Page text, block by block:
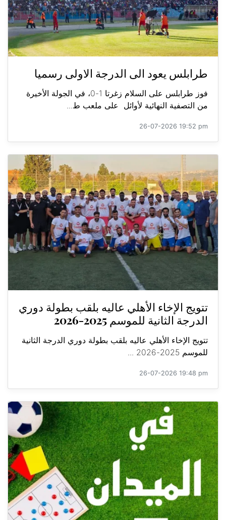
طرابلس يعود الى الدرجة الاولى رسميا
فوز طرابلس على السلام زغرتا 1-0، في الجولة الأخيرة
من التصفية النهائية لأوائل على ملعب ط...
26-07-2026 19:52 pm
تتويج الإخاء الأهلي عاليه بلقب بطولة دوري
الدرجة الثانية للموسم 2025-2026
تتويج الإخاء الأهلي عاليه بلقب بطولة دوري الدرجة الثانية
للموسم 2025-2026 ...
26-07-2026 19:48 pm